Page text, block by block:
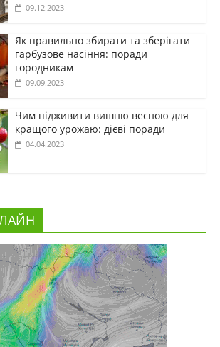
09.12.2023
Як правильно збирати та зберігати
гарбузове насіння: поради
городникам
09.09.2023
Чим підживити вишню весною для
кращого урожаю: дієві поради
04.04.2023